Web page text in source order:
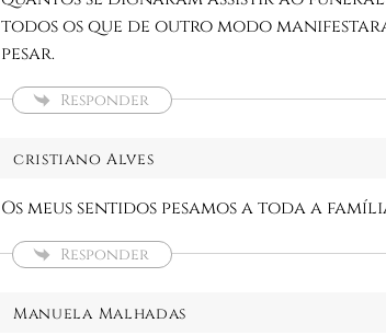
todos os que de outro modo
pesar.
Responder
cristiano Alves
Os meus sentidos pesamos a toda a
Responder
Manuela Malhadas